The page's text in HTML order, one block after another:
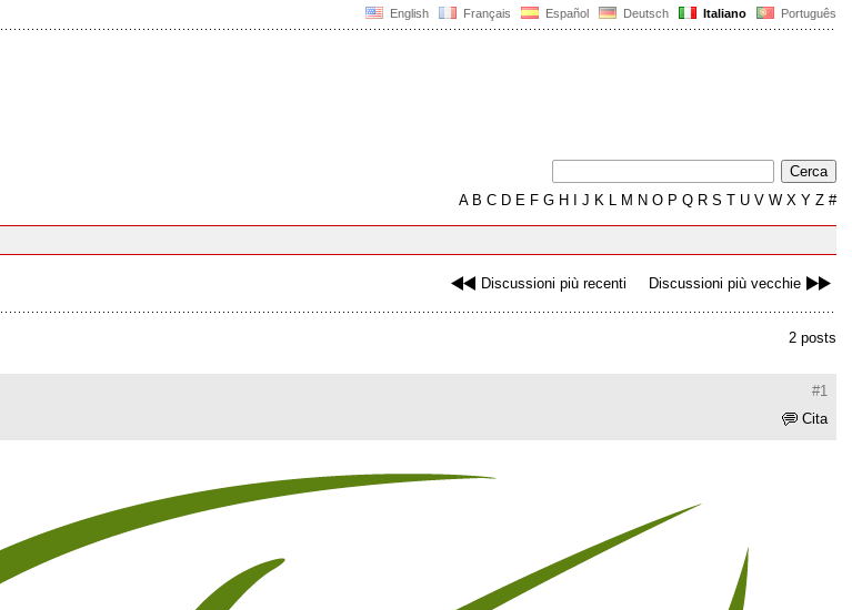
English Français Español Deutsch Italiano Português
AB C D E F G H J K L M N O P Q R S T U V W X Y Z #
Discussioni più recenti Discussioni più vecchie
2 posts
#1
Cita